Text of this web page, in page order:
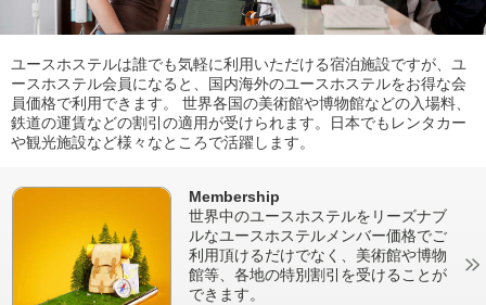
ユースホステルは誰でも気軽に利用いただける宿泊施設ですが、ユ
ースホステル会員になると、国内海外のユースホステルをお得な会
員価格で利用できます。 世界各国の美術館や博物館などの入場料、
鉄道の運賃などの割引の適用が受けられます。日本でもレンタカー
や観光施設など様々なところで活躍します。
Membership
世界中のユースホステルをリーズナブ
ルなユースホステルメンバー価格でご
利用頂けるだけでなく、美術館や博物
館等、各地の特別割引を受けることが
できます。